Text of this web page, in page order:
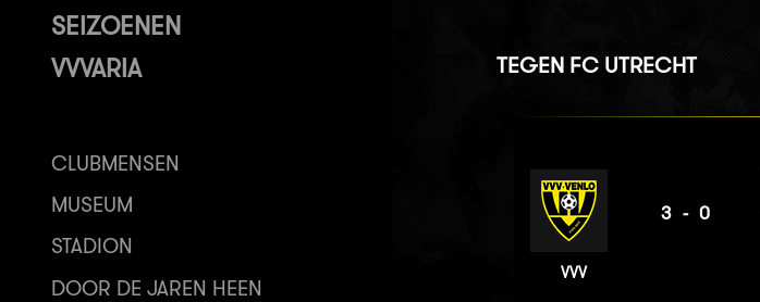
SEIZOENEN
VVVARIA
CLUBMENSEN
MUSEUM
STADION
DOOR DE JAREN HEEN
TEGEN FC UTRECHT
VVV
3-0